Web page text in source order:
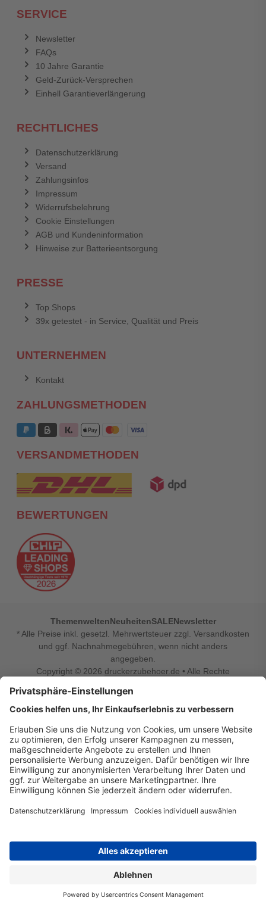
SERVICE
Newsletter
FAQs
10 Jahre Garantie
Geld-Zurück-Versprechen
Einhell Garantieverlängerung
RECHTLICHES
Datenschutzerklärung
Versand
Zahlungsinfos
Impressum
Widerrufsbelehrung
Cookie Einstellungen
AGB und Kundeninformation
Hinweise zur Batterieentsorgung
PRESSE
Top Shops
39x getestet - in Service, Qualität und Preis
UNTERNEHMEN
Kontakt
ZAHLUNGSMETHODEN
VERSANDMETHODEN
BEWERTUNGEN
ThemenweltenNeuheitenSALENewsletter
* Alle Preise inkl. gesetzl. Mehrwertsteuer zzgl. Versandkosten
und ggf. Nachnahmegebühren, wenn nicht anders
angegeben.
Copyright © 2026 druckerzubehoer.de • Alle Rechte
Vertrag widerrufen
Druckerzubehoer.de – preiswerte Qualität für Ihr Office
Sie sind auf der Suche nach dem passenden Druckerzubehör
oder Zubehör für das Büro, den Computer oder Ihr
Smartphone? Dann sind Sie bei Druckerzubehoer.de genau
richtig! Unser breites Sortiment bietet unter anderem Tinte
und Toner für alle gängigen Druckermodelle – großer sowie
kleiner Hersteller. Zugleich sind wir Ihr Online Fachhandel für
einrichten, die Werkstatt ausstatten oder den Alltag mit
was Ihren Arbeitsplatz noch komfortabler macht, finden Sie
bei uns auch Bastelspaß, Schulbedarf, Beleuchtung,
für die ganze Familie. Entdecken Sie günstige Angebote und